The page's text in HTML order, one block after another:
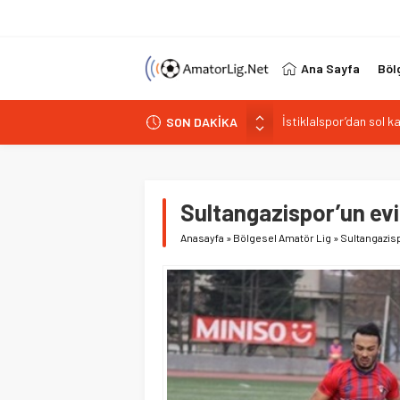
Ana Sayfa
SON DAKİKA
İstiklalspor’dan sol
Paşabahçespor’da
Kuzeyin Kaplanları
Sultangazispor’un
Anasayfa » Bölgesel Amatör Lig »